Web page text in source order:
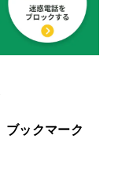
ブックマーク